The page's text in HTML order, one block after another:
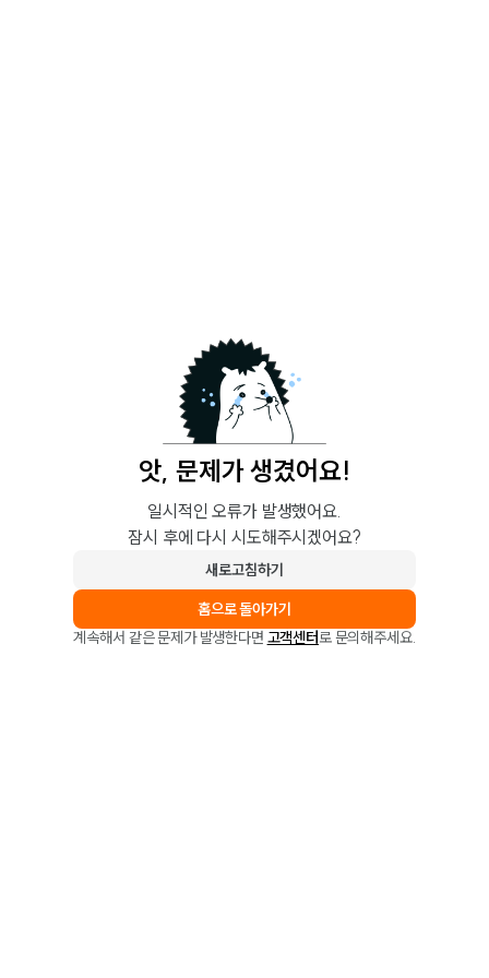
앗, 문제가 생겼어요!
일시적인 오류가 발생했어요.
잠시 후에 다시 시도해주시겠어요?
새로고침하기
홈으로 돌아가기
계속해서 같은 문제가 발생한다면 고객센터로 문의해주세요.